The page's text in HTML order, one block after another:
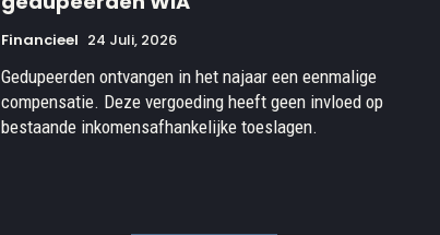
Financieel 24 Juli, 2026
Gedupeerden ontvangen in het najaar een eenmalige
compensatie. Deze vergoeding heeft geen invloed op
bestaande inkomensafhankelijke toeslagen.